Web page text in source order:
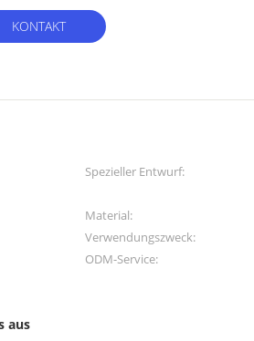
KONTAKT
Spezieller Entwurf:
Material:
Verwendungszweck:
ODM-Service:
aus